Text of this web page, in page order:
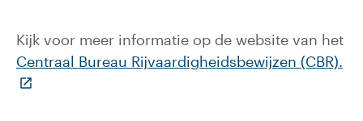
Kijk voor meer informatie op de website van het
Centraal Bureau Rijvaardigheidsbewijzen (CBR).
(Deze link gaat naar een externe website)